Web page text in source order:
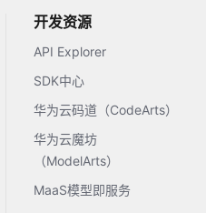
开发资源
API Explorer
SDK中心
华为云码道（CodeArts）
华为云魔坊
（ModelArts）
MaaS模型即服务